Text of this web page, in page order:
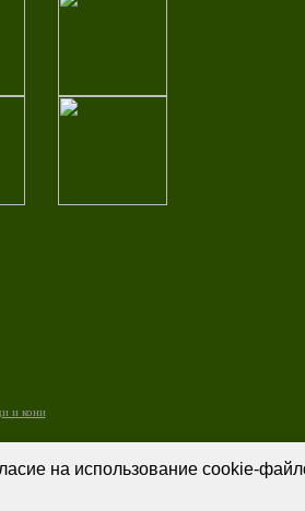
и кони
на использование cookie-